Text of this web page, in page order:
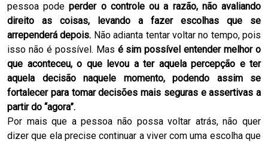
pessoa podeperder o controle ou a razão, não avaliando
direito as coisas, levando a fazer escolhas que se
arrependerá depois. Não adianta tentar voltar no tempo, pois
isso não é possível. Mas é sim possível entender melhor o
que aconteceu, o que levou a ter aquela percepção e ter
aquela decisão naquele momento, podendo assim se
fortalecer para tomar decisões mais seguras e assertivas a
partir do “agora”.
Por mais que a pessoa não possa voltar atrás, não quer
dizer que ela precise continuar a viver com uma escolha que